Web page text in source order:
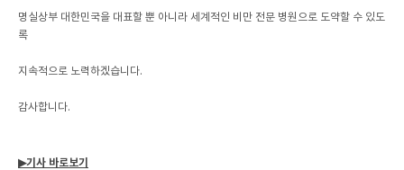
명실상부 대한민국을 대표할 뿐 아니라 세계적인 비만 전문 병원으로 도약할 수 있도
록
지속적으로 노력하겠습니다.
감사합니다.
▶기사 바로보기